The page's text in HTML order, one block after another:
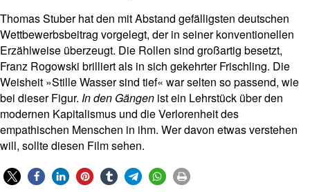
Thomas Stuber hat den mit Abstand gefälligsten deutschen
Wettbewerbsbeitrag vorgelegt, der in seiner konventionellen
Erzählweise überzeugt. Die Rollen sind großartig besetzt,
Franz Rogowski brilliert als in sich gekehrter Frischling. Die
Weisheit »Stille Wasser sind tief« war selten so passend, wie
bei dieser Figur. In den Gängen ist ein Lehrstück über den
modernen Kapitalismus und die Verlorenheit des
empathischen Menschen in ihm. Wer davon etwas verstehen
will, sollte diesen Film sehen.